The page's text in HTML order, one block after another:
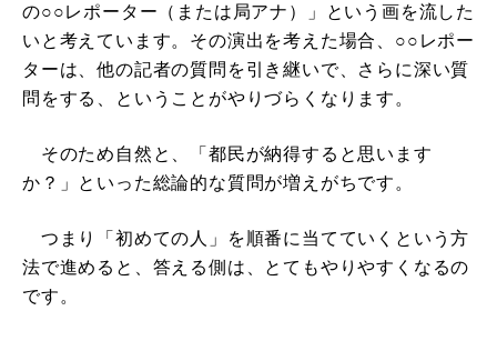
の○○レポーター（または局アナ）」という画を流した
いと考えています。その演出を考えた場合、○○レポー
ターは、他の記者の質問を引き継いで、さらに深い質
問をする、ということがやりづらくなります。
そのため自然と、「都民が納得すると思います
か？」といった総論的な質問が増えがちです。
つまり「初めての人」を順番に当てていくという方
法で進めると、答える側は、とてもやりやすくなるの
です。